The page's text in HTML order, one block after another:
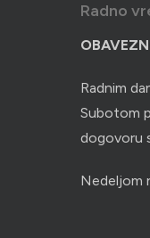
Radno
Radnim
Subotom
dogovoru
Nedeljom